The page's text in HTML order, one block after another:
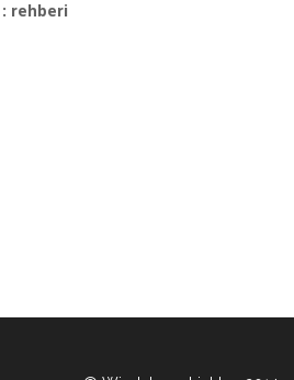
: rehberi